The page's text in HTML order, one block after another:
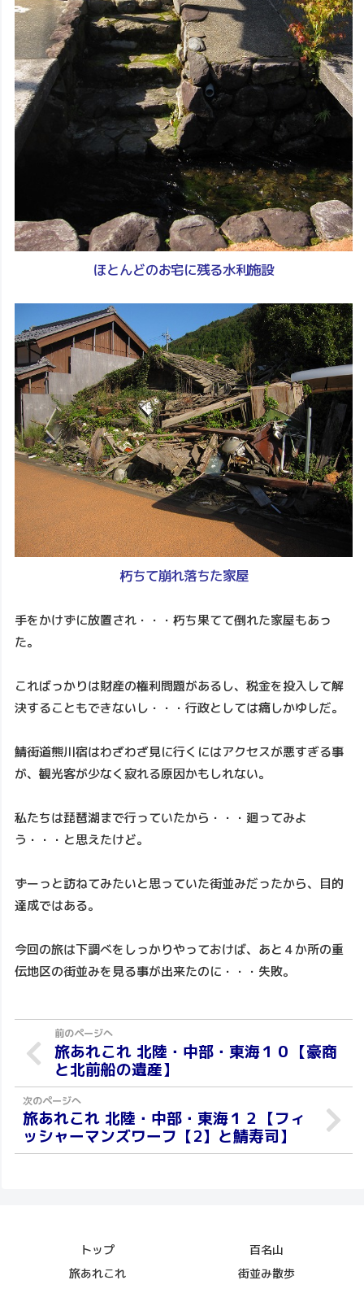
ほとんどのお宅に残る水利施設
朽ちて崩れ落ちた家屋
手をかけずに放置され・・・朽ち果てて倒れた家屋もあっ
た。
こればっかりは財産の権利問題があるし、税金を投入して解
決することもできないし・・・行政としては痛しかゆしだ。
鯖街道熊川宿はわざわざ見に行くにはアクセスが悪すぎる事
が、観光客が少なく寂れる原因かもしれない。
私たちは琵琶湖まで行っていたから・・・廻ってみよ
う・・・と思えたけど。
ずーっと訪ねてみたいと思っていた街並みだったから、目的
達成ではある。
今回の旅は下調べをしっかりやっておけば、あと４か所の重
伝地区の街並みを見る事が出来たのに・・・失敗。
旅あれこれ 北陸・中部・東海１０【豪商
と北前船の遺産】
旅あれこれ 北陸・中部・東海１２【フィ
ッシャーマンズワーフ【2】と鯖寿司】
トップ
百名山
旅あれこれ
街並み散歩